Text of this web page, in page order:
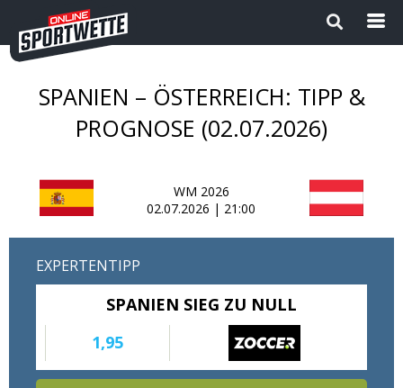
Sport Magazin 1
Vergleich 2026
Neue Wettanbieter
Sportwetten Apps
SPANIEN – ÖSTERREICH: TIPP &
PROGNOSE (02.07.2026)
WM 2026
02.07.2026 | 21:00
EXPERTENTIPP
SPANIEN SIEG ZU NULL
1,95